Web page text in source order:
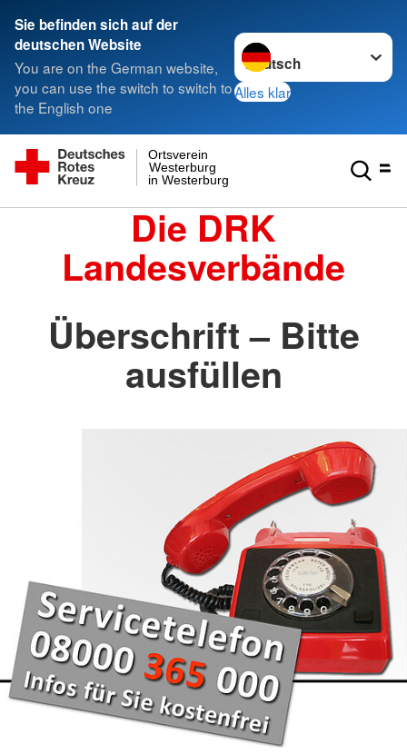
Sie befinden sich auf der
deutschen Website
You are on the German website,
you can use the switch to switch to
the English one
Sprache wechseln zu
Alles klar
in Westerburg
Westerburg
Ortsverein
Die DRK
Landesverbände
Überschrift – Bitte
ausfüllen